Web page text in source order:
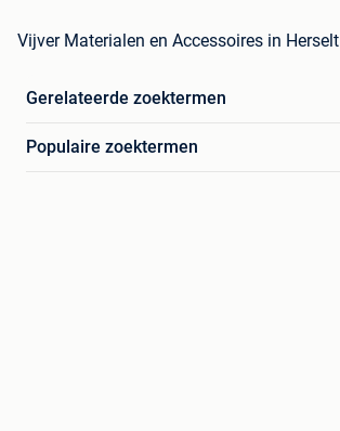
Vijver Materialen en Accessoires in Herselt
Gerelateerde zoektermen
Populaire zoektermen